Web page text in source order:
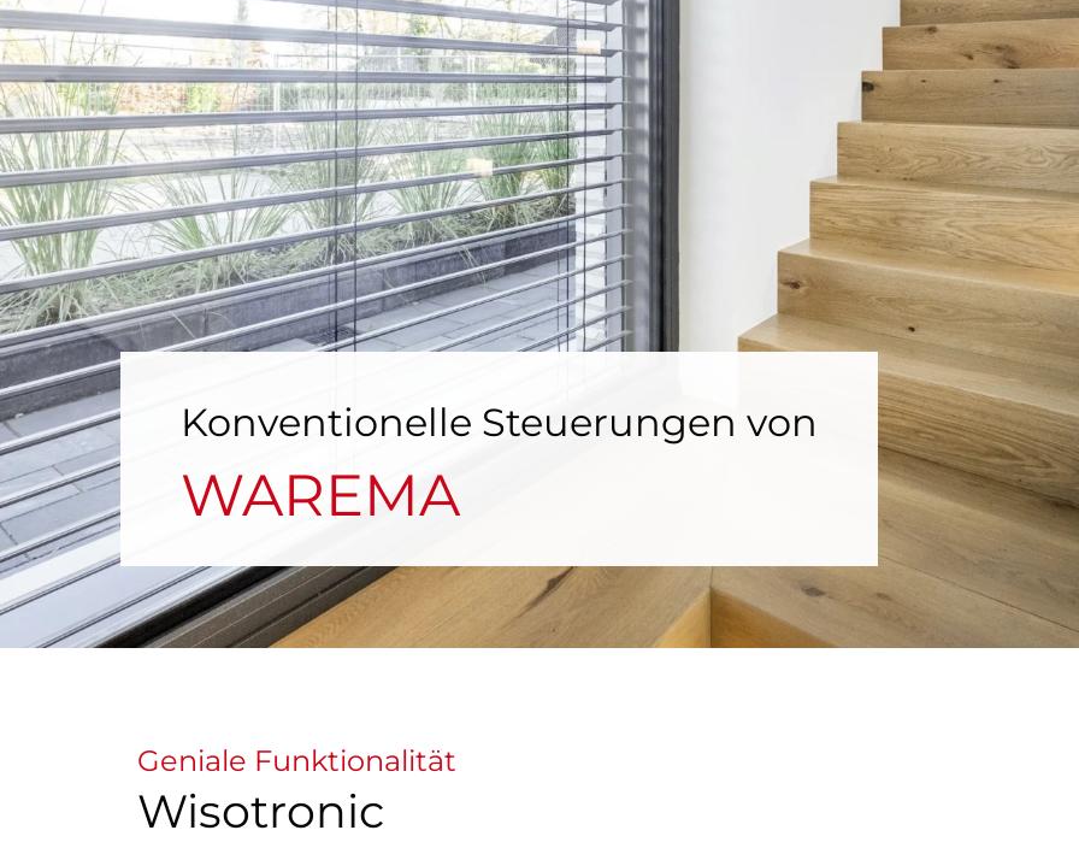
Konventionelle Steuerungen von
WAREMA
Geniale Funktionalität
Wisotronic